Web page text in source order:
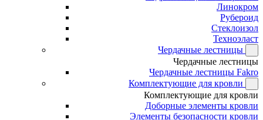
Линокром
Рубероид
Стеклоизол
Техноэласт
Чердачные лестницы
Чердачные лестницы
Чердачные лестницы Fakro
Комплектующие для кровли
Комплектующие для кровли
Доборные элементы кровли
Элементы безопасности кровли